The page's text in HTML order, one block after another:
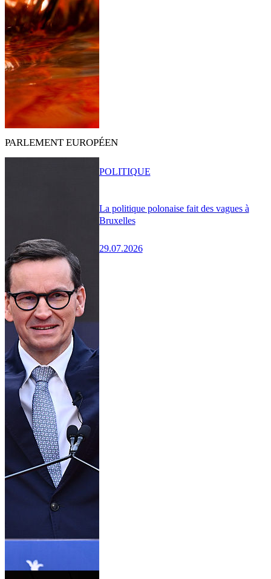
PARLEMENT EUROPÉEN
La politique polonaise fait des vagues à
Bruxelles
29.07.2026
POLITIQUE